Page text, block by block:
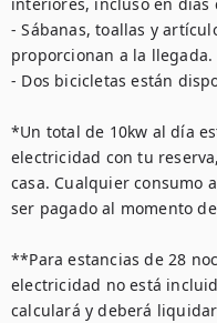
- Sábanas, toallas y
proporcionan a la llegada.
- Dos bicicletas están
*Un total de 10kw al día
electricidad con tu
casa. Cualquier consumo
ser pagado al momento
**Para estancias de 28
electricidad no está
calculará y deberá